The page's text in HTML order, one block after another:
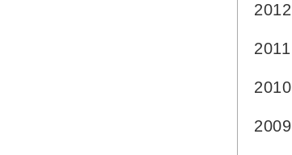
2012
2011
2010
2009